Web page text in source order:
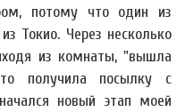
потому что один из
Токио. Через несколько
из комнаты, "вышла
получила посылку с
новый этап моей